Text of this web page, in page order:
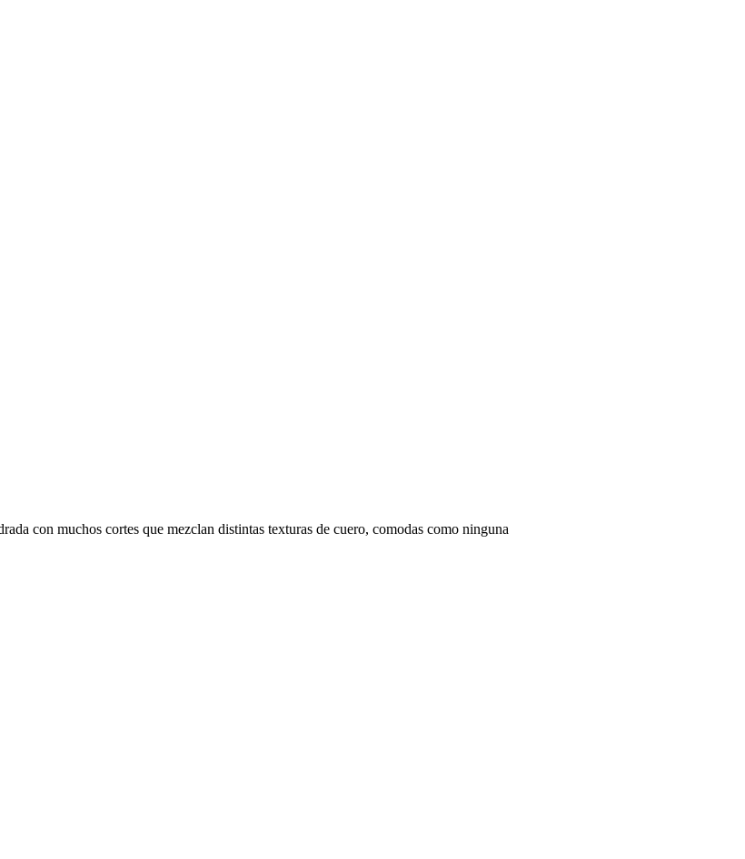
con muchos cortes que mezclan distintas texturas de cuero, comodas como ninguna